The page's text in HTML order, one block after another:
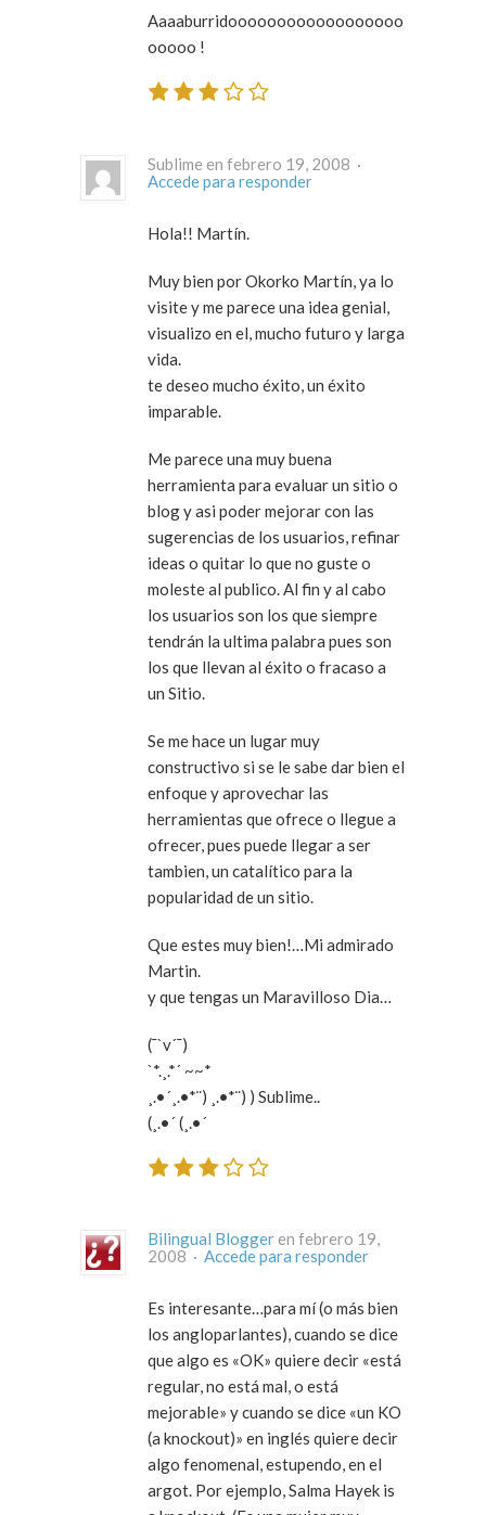
Aaaaburridoooooooooooooooooo
ooooo !
Sublime en febrero 19, 2008 ·
Accede para responder
Hola!! Martín.
Muy bien por Okorko Martín, ya lo
visite y me parece una idea genial,
visualizo en el, mucho futuro y larga
vida.
te deseo mucho éxito, un éxito
imparable.
Me parece una muy buena
herramienta para evaluar un sitio o
blog y asi poder mejorar con las
sugerencias de los usuarios, refinar
ideas o quitar lo que no guste o
moleste al publico. Al fin y al cabo
los usuarios son los que siempre
tendrán la ultima palabra pues son
los que llevan al éxito o fracaso a
un Sitio.
Se me hace un lugar muy
constructivo si se le sabe dar bien el
enfoque y aprovechar las
herramientas que ofrece o llegue a
ofrecer, pues puede llegar a ser
tambien, un catalítico para la
popularidad de un sitio.
Que estes muy bien!…Mi admirado
Martin.
y que tengas un Maravilloso Dia…
(¯`v´¯)
`*.¸.*´ ~~*
¸.•´¸.•*¨) ¸.•*¨) ) Sublime..
(¸.•´ (¸.•´
Bilingual Blogger en febrero 19,
2008 · Accede para responder
Es interesante…para mí (o más bien
los angloparlantes), cuando se dice
que algo es «OK» quiere decir «está
regular, no está mal, o está
mejorable» y cuando se dice «un KO
(a knockout)» en inglés quiere decir
algo fenomenal, estupendo, en el
argot. Por ejemplo, Salma Hayek is